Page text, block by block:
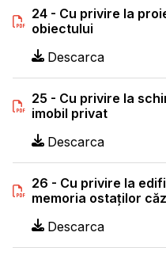
24 - Cu privire la
obiectului
Descarca
25 - Cu privire la
imobil privat
Descarca
26 - Cu privire la
memoria ostaţilor
Descarca